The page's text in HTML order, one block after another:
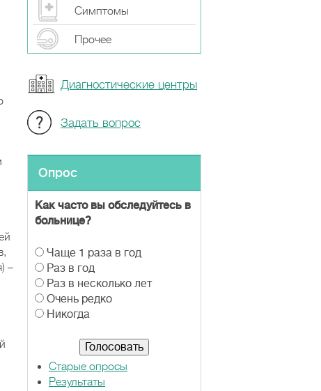
–
Симптомы
Прочeе
Диагностические центры
Задать вопрос
Опрос
Как часто вы обследуйтесь в
больнице?
В
а
р
и
а
Чаще 1 раза в год
Раз в год
Раз в несколько лет
Очень редко
Никогда
Старые опросы
Результаты